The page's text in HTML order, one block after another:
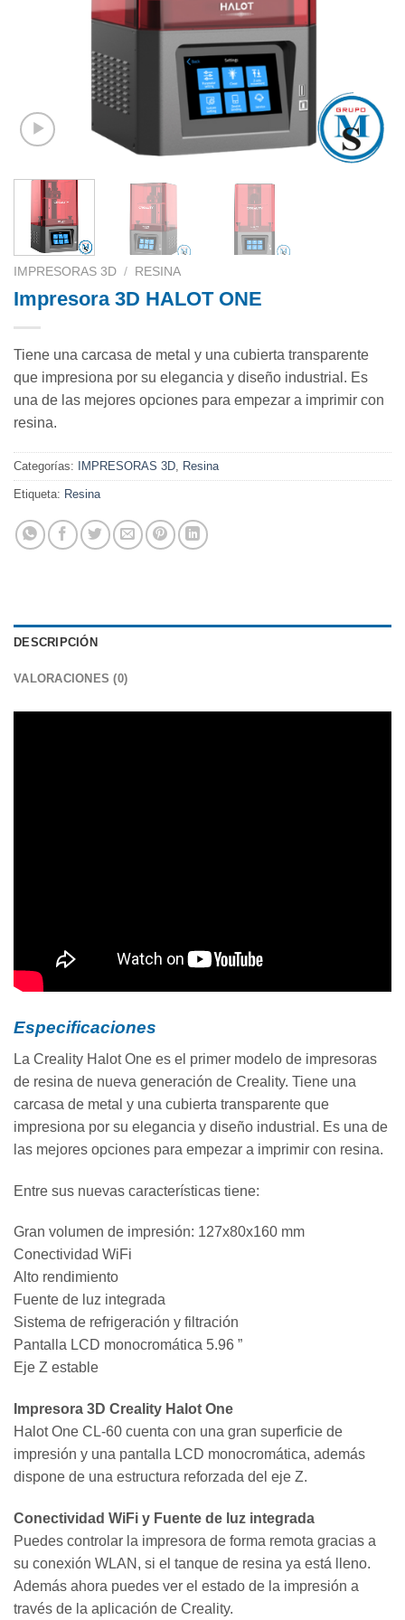
IMPRESORAS 3D / RESINA
Impresora 3D HALOT ONE
Tiene una carcasa de metal y una cubierta transparente
que impresiona por su elegancia y diseño industrial. Es
una de las mejores opciones para empezar a imprimir con
resina.
Categorías: IMPRESORAS 3D, Resina
Etiqueta: Resina
DESCRIPCIÓN
VALORACIONES (0)
Especificaciones
La Creality Halot One es el primer modelo de impresoras
de resina de nueva generación de Creality. Tiene una
carcasa de metal y una cubierta transparente que
impresiona por su elegancia y diseño industrial. Es una de
las mejores opciones para empezar a imprimir con resina.
Entre sus nuevas características tiene:
Gran volumen de impresión: 127x80x160 mm
Conectividad WiFi
Alto rendimiento
Fuente de luz integrada
Sistema de refrigeración y filtración
Pantalla LCD monocromática 5.96 ”
Eje Z estable
Impresora 3D Creality Halot One
Halot One CL-60 cuenta con una gran superficie de
impresión y una pantalla LCD monocromática, además
dispone de una estructura reforzada del eje Z.
Conectividad WiFi y Fuente de luz integrada
Puedes controlar la impresora de forma remota gracias a
su conexión WLAN, si el tanque de resina ya está lleno.
Además ahora puedes ver el estado de la impresión a
través de la aplicación de Creality.